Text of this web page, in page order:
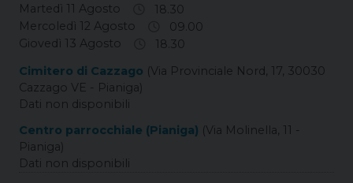
Martedì 11 Agosto
18.30
Mercoledì 12 Agosto
09.00
Giovedì 13 Agosto
18.30
Cimitero di Cazzago (Via Provinciale Nord, 17, 30030
Cazzago VE - Pianiga)
Dati non disponibili
Centro parrocchiale (Pianiga) (Via Molinella, 11 -
Pianiga)
Dati non disponibili